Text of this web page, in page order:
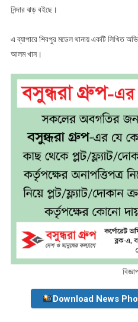
নিন্দার ঝড় বইছে।
এ ব্যাপারে শিবপুর মডেল থানায় একটি লিখিত
আলম খান।
Download News